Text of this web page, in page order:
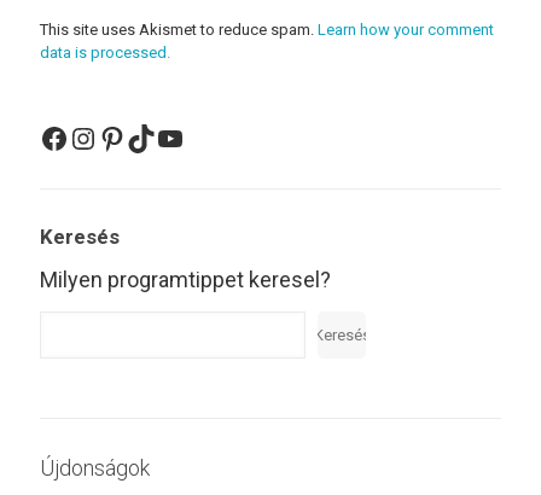
This site uses Akismet to reduce spam. Learn how your comment
data is processed.
Facebook
Instagram
Pinterest
TikTok
YouTube
Keresés
Milyen programtippet keresel?
Keresés
Újdonságok